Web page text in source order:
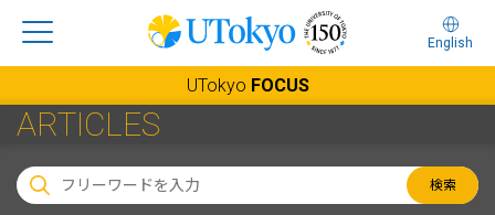
English
UTokyo FOCUS
ARTICLES
検索